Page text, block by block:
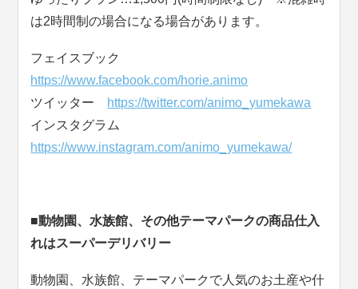
は2時間制の場合になる場合があります。
フェイスブック
https://www.facebook.com/horie.animo
ツイッター https://twitter.com/animo_yumekawa
インスタグラム
https://www.instagram.com/animo_yumekawa/
■動物園、水族館、その他テーマパークの商品仕入
れはスーパーデリバリー
動物園、水族館、テーマパークで人気のお土産や什